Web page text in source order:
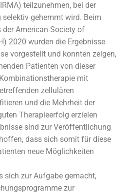
teilzunehmen, bei der
selektiv gehemmt wird. Beim
der American Society of
2020 wurden die Ergebnisse
vorgestellt und konnten zeigen,
Patienten von dieser
mit
zellulären
und die Mehrheit der
Therapieerfolg erzielen
sind zur Veröffentlichung
dass sich somit für diese
neue Möglichkeiten
sich zur Aufgabe gemacht,
zur